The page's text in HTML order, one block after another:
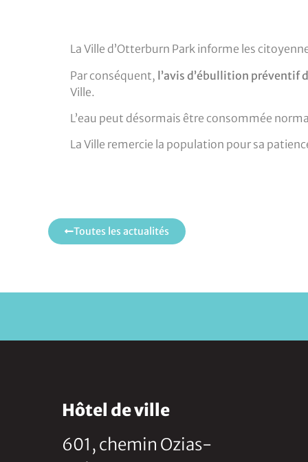
La Ville d’Otterburn Park informe les
Par conséquent, l’avis d’ébullition préventif
Ville.
L’eau peut désormais être consommée
La Ville remercie la population pour sa
Toutes les actualités
Hôtel de ville
601, chemin Ozias-